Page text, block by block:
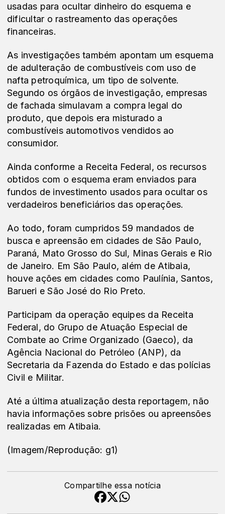
usadas para ocultar dinheiro do esquema e
dificultar o rastreamento das operações
financeiras.
As investigações também apontam um esquema
de adulteração de combustíveis com uso de
nafta petroquímica, um tipo de solvente.
Segundo os órgãos de investigação, empresas
de fachada simulavam a compra legal do
produto, que depois era misturado a
combustíveis automotivos vendidos ao
consumidor.
Ainda conforme a Receita Federal, os recursos
obtidos com o esquema eram enviados para
fundos de investimento usados para ocultar os
verdadeiros beneficiários das operações.
Ao todo, foram cumpridos 59 mandados de
busca e apreensão em cidades de São Paulo,
Paraná, Mato Grosso do Sul, Minas Gerais e Rio
de Janeiro. Em São Paulo, além de Atibaia,
houve ações em cidades como Paulínia, Santos,
Barueri e São José do Rio Preto.
Participam da operação equipes da Receita
Federal, do Grupo de Atuação Especial de
Combate ao Crime Organizado (Gaeco), da
Agência Nacional do Petróleo (ANP), da
Secretaria da Fazenda do Estado e das polícias
Civil e Militar.
Até a última atualização desta reportagem, não
havia informações sobre prisões ou apreensões
realizadas em Atibaia.
(Imagem/Reprodução: g1)
Compartilhe essa notícia